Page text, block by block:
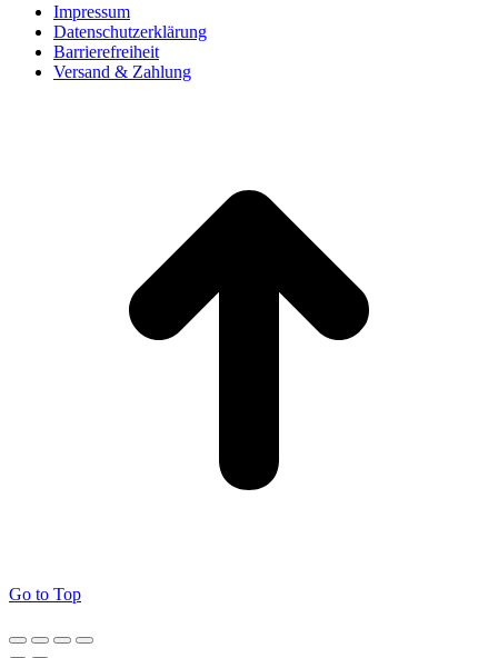
Impressum
Datenschutzerklärung
Barrierefreiheit
Versand & Zahlung
Go to Top